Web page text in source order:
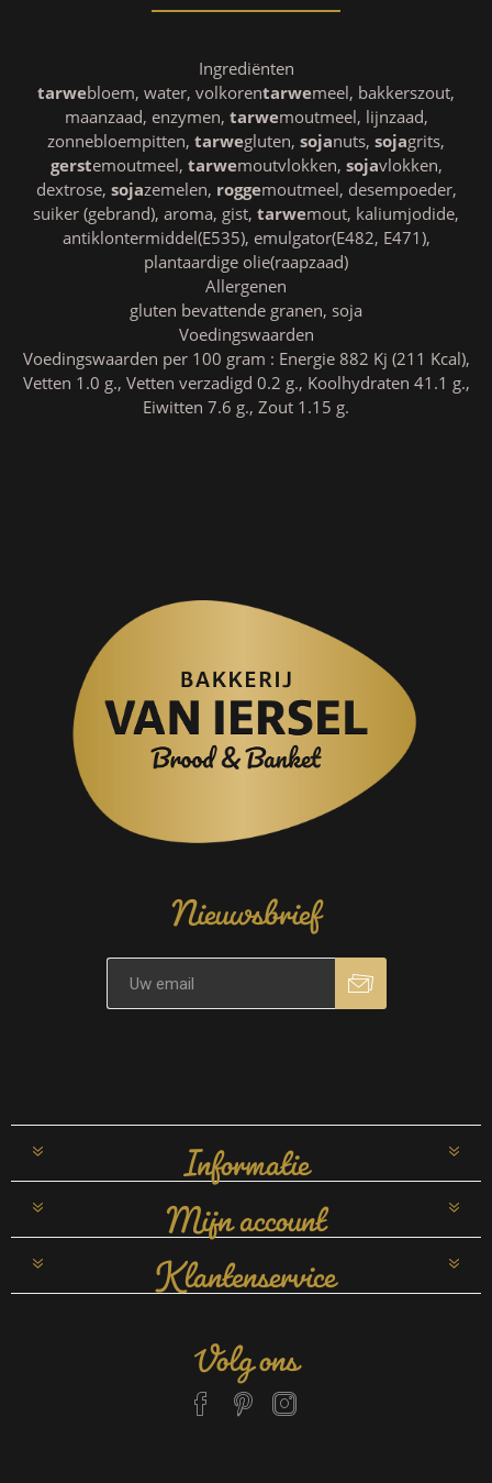
Ingrediënten
tarwebloem, water, volkorentarwemeel, bakkerszout,
maanzaad, enzymen, tarwemoutmeel, lijnzaad,
zonnebloempitten, tarwegluten, sojanuts, sojagrits,
gerstemoutmeel, tarwemoutvlokken, sojavlokken,
dextrose, sojazemelen, roggemoutmeel, desempoeder,
suiker (gebrand), aroma, gist, tarwemout, kaliumjodide,
antiklontermiddel(E535), emulgator(E482, E471),
plantaardige olie(raapzaad)
Allergenen
gluten bevattende granen, soja
Voedingswaarden
Voedingswaarden per 100 gram : Energie 882 Kj (211 Kcal),
Vetten 1.0 g., Vetten verzadigd 0.2 g., Koolhydraten 41.1 g.,
Eiwitten 7.6 g., Zout 1.15 g.
Nieuwsbrief
Informatie
Mijn account
Klantenservice
Volg ons